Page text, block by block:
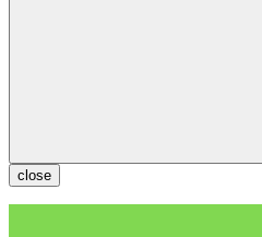
close